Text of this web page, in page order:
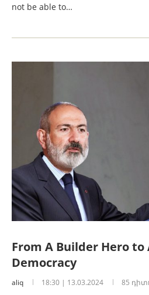
not be able to…
From A Builder Hero to
Democracy
aliq 18:30 | 13.03.2024 85